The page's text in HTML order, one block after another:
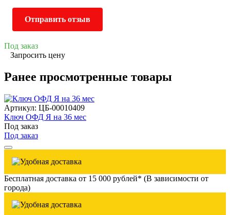
Отправить отзыв
Под заказ
Запросить цену
Ранее просмотренные товары
Артикул: ЦБ-00010409
Ключ ОФД Я на 36 мес
Под заказ
Под заказ
Бесплатная доставка от 15 000 рублей* (В зависимости от
города)